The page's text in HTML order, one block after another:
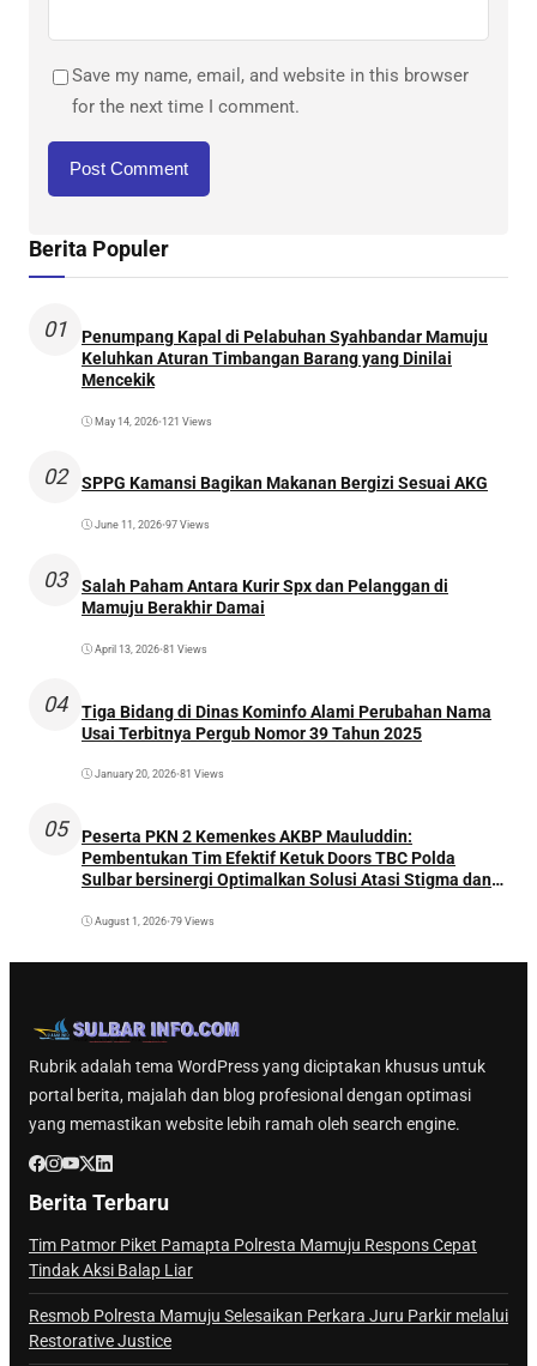
Save my name, email, and website in this browser
for the next time I comment.
Berita Populer
01
Penumpang Kapal di Pelabuhan Syahbandar Mamuju
Keluhkan Aturan Timbangan Barang yang Dinilai
Mencekik
May 14, 2026•121 Views
02 SPPG Kamansi Bagikan Makanan Bergizi Sesuai AKG
June 11, 2026•97 Views
03
Salah Paham Antara Kurir Spx dan Pelanggan di
Mamuju Berakhir Damai
April 13, 2026•81 Views
04
Tiga Bidang di Dinas Kominfo Alami Perubahan Nama
Usai Terbitnya Pergub Nomor 39 Tahun 2025
January 20, 2026•81 Views
05
Peserta PKN 2 Kemenkes AKBP Mauluddin:
Pembentukan Tim Efektif Ketuk Doors TBC Polda
Sulbar bersinergi Optimalkan Solusi Atasi Stigma dan
August 1, 2026•79 Views
Rubrik adalah tema WordPress yang diciptakan khusus untuk
portal berita, majalah dan blog profesional dengan optimasi
yang memastikan website lebih ramah oleh search engine.
Berita Terbaru
Tim Patmor Piket Pamapta Polresta Mamuju Respons Cepat
Tindak Aksi Balap Liar
Resmob Polresta Mamuju Selesaikan Perkara Juru Parkir melalui
Restorative Justice